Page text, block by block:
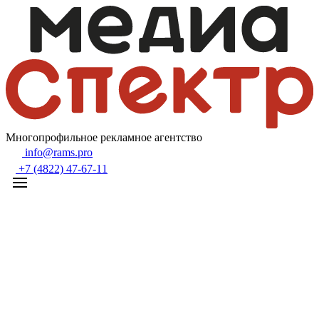
Многопрофильное рекламное агентство
info@rams.pro
+7 (4822) 47-67-11